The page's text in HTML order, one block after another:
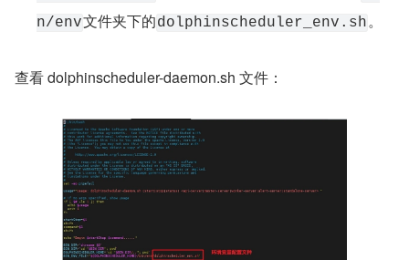
n/env文件夹下的dolphinscheduler_env.sh。
查看 dolphinscheduler-daemon.sh 文件：